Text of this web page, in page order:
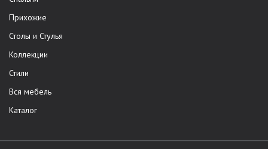
Прихожие
Столы и Стулья
Коллекции
Стили
Вся мебель
Каталог